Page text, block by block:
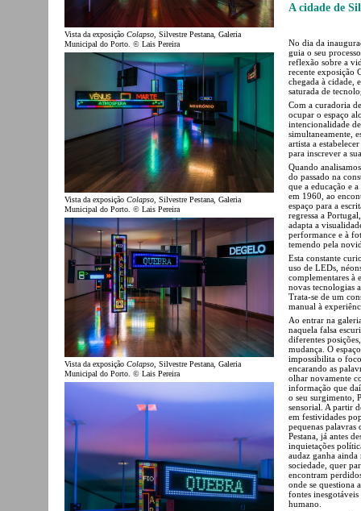
Vista da exposição Colapso, Silvestre Pestana, Galeria
Municipal do Porto. © Lais Pereira
Vista da exposição Colapso , Silvestre Pestana, Galeria
Municipal do Porto. © Lais Pereira
Vista da exposição Colapso , Silvestre Pestana, Galeria
Municipal do Porto. © Lais Pereira
A cidade de
No dia da
guia o seu
reflexão sobre a
recente exposição
chegada à cidade,
saturada de
Com a curadoria
ocupar o espaço
intencionalidade
simultaneamente,
artista a
para inscrever a
Quando
do passado na
que a educação e
em 1960, ao
espaço para a
regressa a
adapta a
performance e à
temendo pela
Esta constante
uso de LEDs,
complementares à
novas tecnologias
Trata-se de um
manual à
Ao entrar na
naquela falsa
diferentes
mudança. O
impossibilita o
encarando as
olhar novamente
informação que
o seu surgimento,
sensorial. A partir
em festividades
pequenas palavras
Pestana, já antes
inquietações
audaz ganha
sociedade, quer
encontram
onde se questiona
fontes
humano.